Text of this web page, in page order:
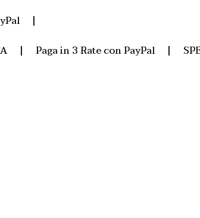
|
| Paga in 3 Rate con PayPal |